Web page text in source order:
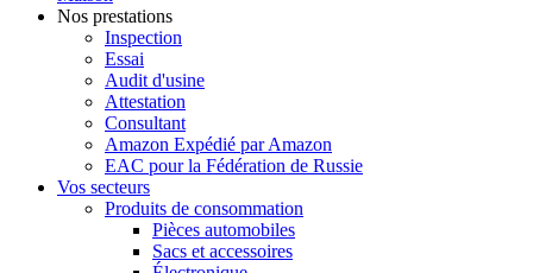
Nos prestations
Inspection
Essai
Audit d'usine
Attestation
Consultant
Amazon Expédié par Amazon
EAC pour la Fédération de Russie
Vos secteurs
Produits de consommation
Pièces automobiles
Sacs et accessoires